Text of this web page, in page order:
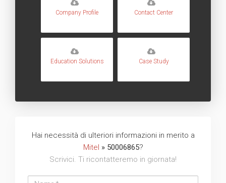
Company Profile Contact Center
Education Solutions Case Study
Hai necessità di ulteriori informazioni in merito a
Mitel » 50006865?
Scrivici. Ti ricontatteremo in giornata!